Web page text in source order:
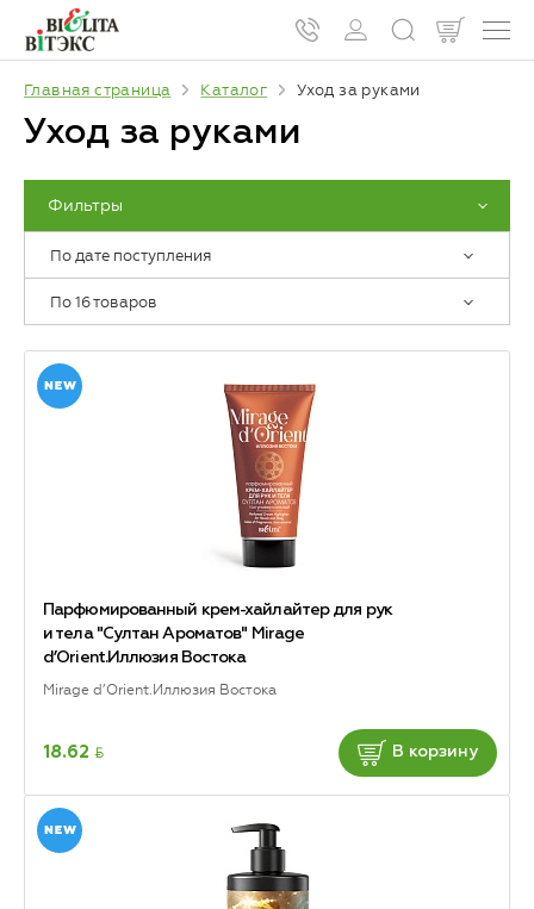
Главная страница Каталог Уход за руками
Уход за руками
Фильтры
По дате поступления
По 16 товаров
Парфюмированный крем-хайлайтер для рук
и тела "Султан Ароматов" Mirage
d’Orient.Иллюзия Востока
Mirage d’Orient.Иллюзия Востока
18.62 BYN В корзину